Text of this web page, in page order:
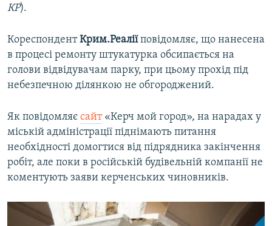
КР).
КореспондентКрим.Реаліїповідомляє, що нанесена
в процесі ремонту штукатурка обсипається на
голови відвідувачам парку, при цьому прохід під
небезпечною ділянкою не обгороджений.
Як повідомляє сайт«Керч мой город», на нарадах у
міській адміністрації піднімають питання
необхідності домогтися від підрядника закінчення
робіт, але поки в російській будівельній компанії не
коментують заяви керченських чиновників.